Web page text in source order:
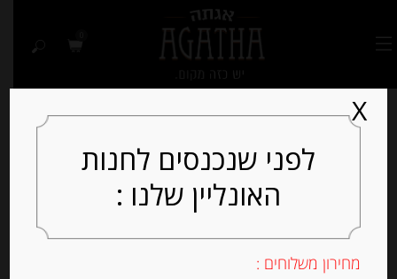
Out of
לפני שנכנסים לחנות
האונליין שלנו :
מחירון משלוחים :
X